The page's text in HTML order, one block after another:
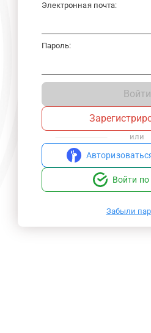
Электронная почта:
Пароль:
Войти
или
Войти по
Забыли